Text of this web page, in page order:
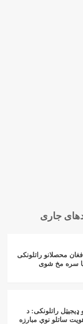
جاری
محصلانو راتلونکی
سره مخ شوی
ډیجیټل راتلونکی: د
ساتلو نوې مبارزه